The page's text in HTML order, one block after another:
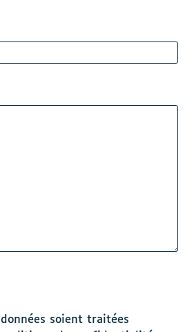
soient traitées